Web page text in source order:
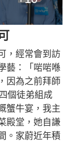
，經常會到訪
藝：「啱啱喺
因為之前拜師
個徒弟組成
蟹牛宴，我主
殿堂，她自謙
。家蔚近年積